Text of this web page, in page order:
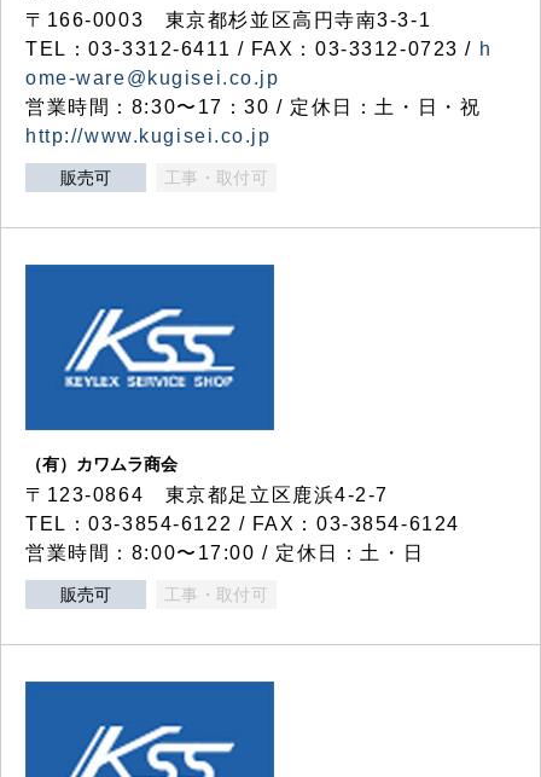
〒166-0003 東京都杉並区高円寺南3-3-1
TEL：03-3312-6411 / FAX：03-3312-0723 / h
ome-ware@kugisei.co.jp
営業時間：8:30〜17：30 / 定休日：土・日・祝
http://www.kugisei.co.jp
販売可 工事・取付可
（有）カワムラ商会
〒123-0864 東京都足立区鹿浜4-2-7
TEL：03-3854-6122 / FAX：03-3854-6124
営業時間：8:00〜17:00 / 定休日：土・日
販売可 工事・取付可